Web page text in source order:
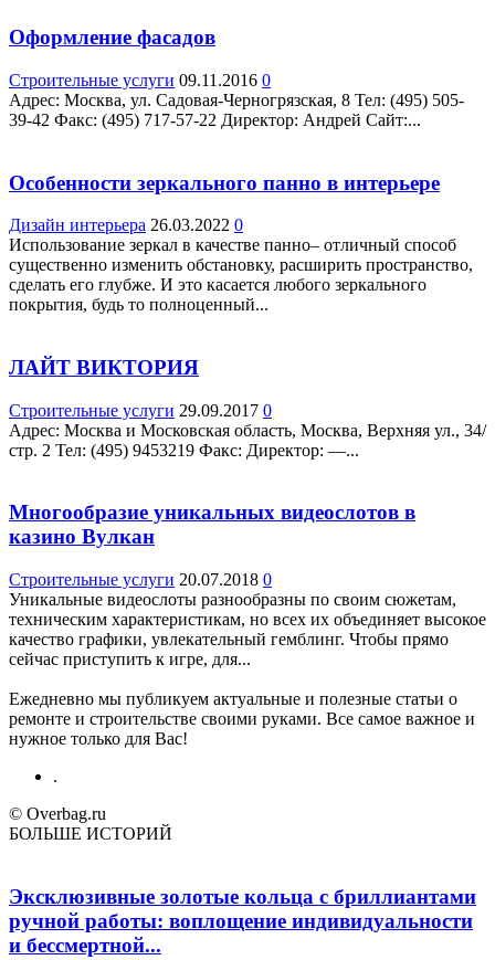
Оформление фасадов
Строительные услуги 09.11.2016 0
Адрес: Москва, ул. Садовая-Черногрязская, 8 Teл: (495) 505-
39-42 Факс: (495) 717-57-22 Директор: Андрей Сайт:...
Особенности зеркального панно в интерьере
Дизайн интерьера 26.03.2022 0
Использование зеркал в качестве панно– отличный способ
существенно изменить обстановку, расширить пространство,
сделать его глубже. И это касается любого зеркального
покрытия, будь то полноценный...
ЛАЙТ ВИКТОРИЯ
Строительные услуги 29.09.2017 0
Адрес: Москва и Московская область, Москва, Верхняя ул., 34/
стр. 2 Teл: (495) 9453219 Факс: Директор: —...
Многообразие уникальных видеослотов в
казино Вулкан
Строительные услуги 20.07.2018 0
Уникальные видеослоты разнообразны по своим сюжетам,
техническим характеристикам, но всех их объединяет высокое
качество графики, увлекательный гемблинг. Чтобы прямо
сейчас приступить к игре, для...
Ежедневно мы публикуем актуальные и полезные статьи о
ремонте и строительстве своими руками. Все самое важное и
нужное только для Вас!
.
© Overbag.ru
БОЛЬШЕ ИСТОРИЙ
Эксклюзивные золотые кольца с бриллиантами
ручной работы: воплощение индивидуальности
и бессмертной...